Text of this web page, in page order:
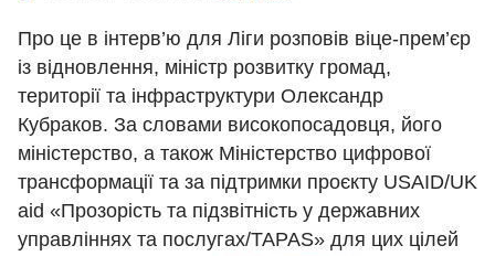
Про це в інтерв’ю для Ліги розповів віце-прем’єр
із відновлення, міністр розвитку громад,
території та інфраструктури Олександр
Кубраков. За словами високопосадовця, його
міністерство, а також Міністерство цифрової
трансформації та за підтримки проєкту USAID/UK
aid «Прозорість та підзвітність у державних
управліннях та послугах/TAPAS» для цих цілей
Рядки і абзаци переносяться автоматично.